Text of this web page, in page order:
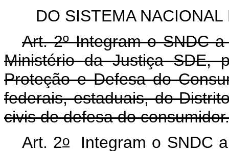
DO SISTEMA
Art. 2º Integram o SNDC
Ministério da Justiça SDE,
Proteção e Defesa do
federais, estaduais, do
civis de defesa do consumidor.
Art. 2oIntegram o SNDC a